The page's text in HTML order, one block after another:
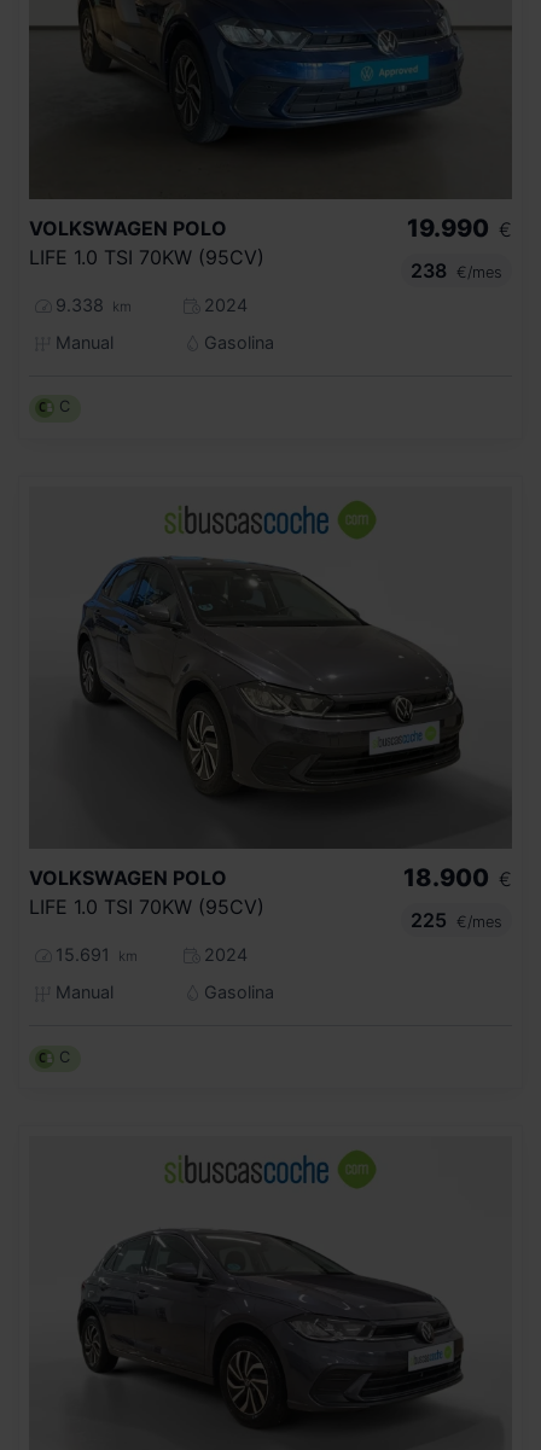
VOLKSWAGEN POLO
LIFE 1.0 TSI 70KW (95CV)
9.338 km
2024
Manual
Gasolina
19.990 €
238
€/mes
C
VOLKSWAGEN POLO
LIFE 1.0 TSI 70KW (95CV)
15.691 km
2024
Manual
Gasolina
18.900 €
225
€/mes
C